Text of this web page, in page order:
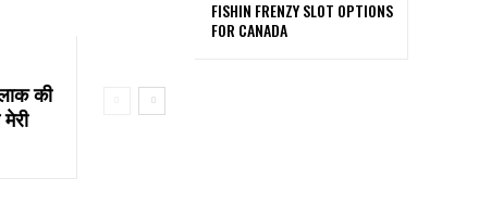
की
FISHIN FRENZY SLOT OPTIONS
FOR CANADA